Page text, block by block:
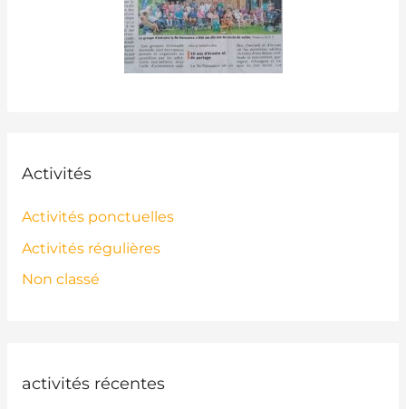
Activités
Activités ponctuelles
Activités régulières
Non classé
activités récentes